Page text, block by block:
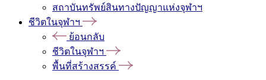
สถาบันทรัพย์สินทางปัญญาแห่งจุฬาฯ
ชีวิตในจุฬาฯ
ย้อนกลับ
ชีวิตในจุฬาฯ
พื้นที่สร้างสรรค์